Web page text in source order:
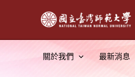
關於我們 最新消息